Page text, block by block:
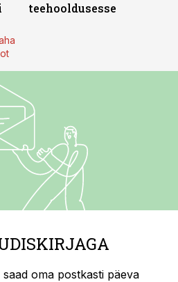
teehooldusesse
oma postkasti päeva